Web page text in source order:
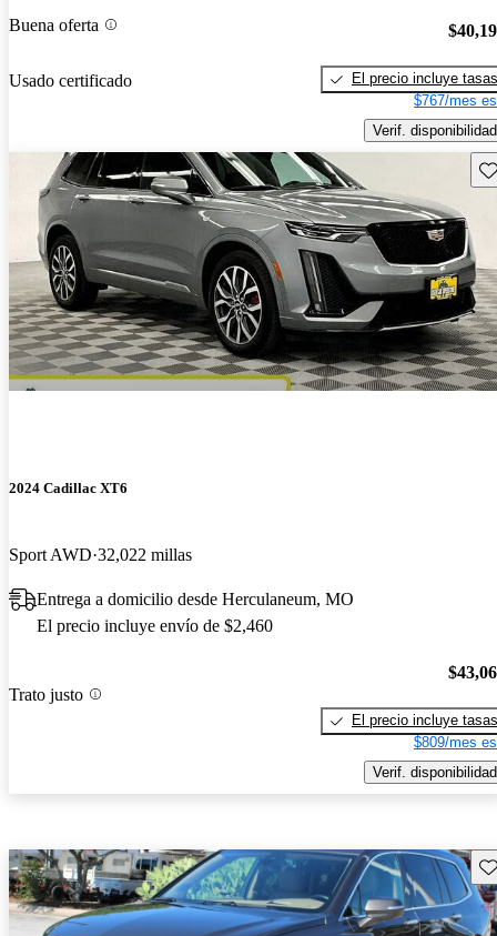
Buena oferta
Usado certificado
El precio incluye tasas
$767/mes
Verif. disponibilidad
2024 Cadillac XT6
Sport AWD 32,022 millas
Entrega a domicilio desde Herculaneum, MO
El precio incluye envío de $2,460
Trato justo
El precio incluye tasas
$809/mes
Verif. disponibilidad